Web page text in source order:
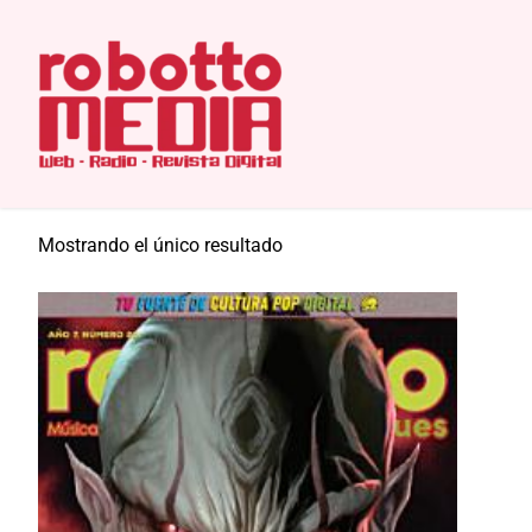
Saltar
contenido
Inicio / Productos etiquetados “Cine”
Cine
Mostrando el único resultado